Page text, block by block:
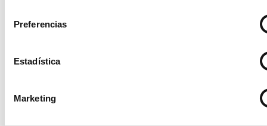
Preferencias
Estadística
Marketing